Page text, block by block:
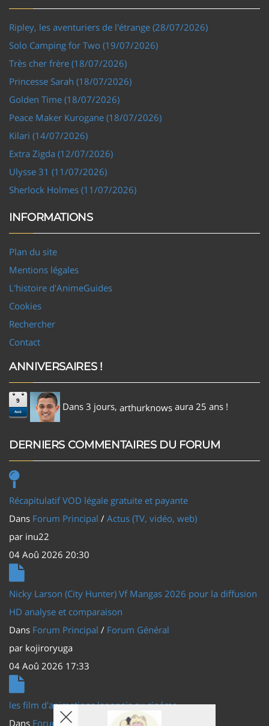
Ripley, les aventuriers de l'étrange (28/07/2026)
Solo Camping for Two (19/07/2026)
Très cher frère (18/07/2026)
Princesse Sarah (18/07/2026)
Golden Time (18/07/2026)
Peace Maker Kurogane (18/07/2026)
Kilari (14/07/2026)
Extra Zigda (12/07/2026)
Ulysse 31 (11/07/2026)
Sherlock Holmes (11/07/2026)
INFORMATIONS
Plan du site
Mentions légales
L'histoire d'AnimeGuides
Cookies
Rechercher
Contact
ANNIVERSAIRES !
9
Aoû Dans 3 jours, arthurknows aura 25 ans !
DERNIERS COMMENTAIRES DU FORUM
Récapitulatif VOD légale gratuite et payante
Dans Forum Principal / Actus (TV, vidéo, web)
par inu22
04 Aoû 2026 20:30
Nicky Larson (City Hunter) Vf Mangas 2026 pour la diffusion
HD analyse et comparaison
Dans Forum Principal / Forum Général
par kojiroryuga
04 Aoû 2026 17:33
les film d'animations Japonais au cinéma
Dans Forum Principal Actus (TV, vidéo, web)